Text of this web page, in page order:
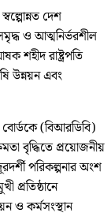
দেশ
ও আত্মনির্ভরশীল
শহীদ রাষ্ট্রপতি
উন্নয়ন এবং
(বিআরডিবি)
বৃদ্ধিতে প্রয়োজনীয়
পরিকল্পনার অংশ
প্রতিষ্ঠানে
ও কর্মসংস্থান